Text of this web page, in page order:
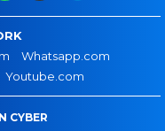
Whatsapp.com
Youtube.com
CYBER